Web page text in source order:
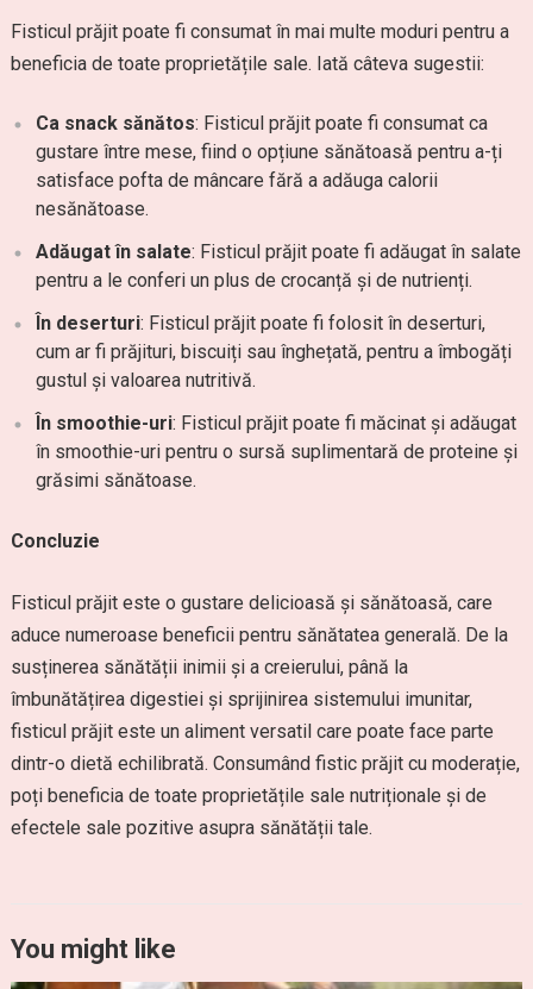
Fisticul prăjit poate fi consumat în mai multe moduri pentru a
beneficia de toate proprietățile sale. Iată câteva sugestii:
Ca snack sănătos: Fisticul prăjit poate fi consumat ca
gustare între mese, fiind o opțiune sănătoasă pentru a-ți
satisface pofta de mâncare fără a adăuga calorii
nesănătoase.
Adăugat în salate: Fisticul prăjit poate fi adăugat în salate
pentru a le conferi un plus de crocanță și de nutrienți.
În deserturi: Fisticul prăjit poate fi folosit în deserturi,
cum ar fi prăjituri, biscuiți sau înghețată, pentru a îmbogăți
gustul și valoarea nutritivă.
În smoothie-uri: Fisticul prăjit poate fi măcinat și adăugat
în smoothie-uri pentru o sursă suplimentară de proteine și
grăsimi sănătoase.
Concluzie
Fisticul prăjit este o gustare delicioasă și sănătoasă, care
aduce numeroase beneficii pentru sănătatea generală. De la
susținerea sănătății inimii și a creierului, până la
îmbunătățirea digestiei și sprijinirea sistemului imunitar,
fisticul prăjit este un aliment versatil care poate face parte
dintr-o dietă echilibrată. Consumând fistic prăjit cu moderație,
poți beneficia de toate proprietățile sale nutriționale și de
efectele sale pozitive asupra sănătății tale.
You might like